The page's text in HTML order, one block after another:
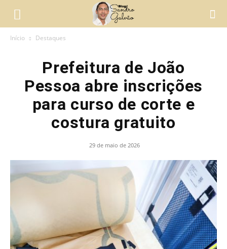
Início Destaques
Prefeitura de João
Pessoa abre inscrições
para curso de corte e
costura gratuito
29 de maio de 2026